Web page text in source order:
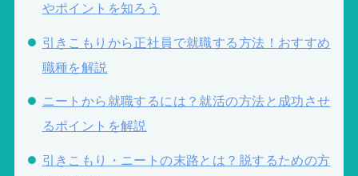
やポイントを知ろう
引きこもりから正社員で就職する方法！おすすめ
職種を解説
ニートから就職するには？就活の方法と成功させ
るポイントを解説
引きこもり・ニートの末路とは？脱するための方